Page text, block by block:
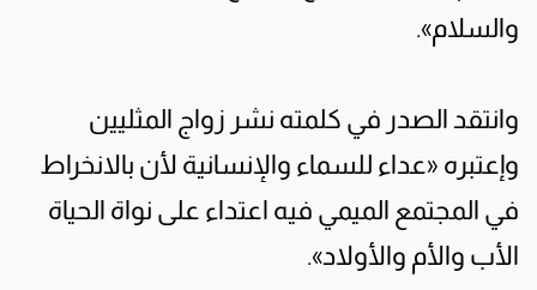
والسلام».
وانتقد الصدر في كلمته نشر زواج المثليين
وإعتبره «عداء للسماء والإنسانية لأن بالانخراط
في المجتمع الميمي فيه اعتداء على نواة الحياة
الأب والأم والأولاد».